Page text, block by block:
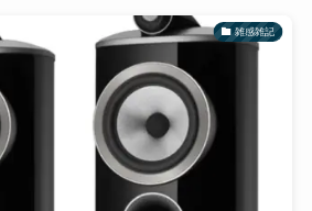
雑感雑記